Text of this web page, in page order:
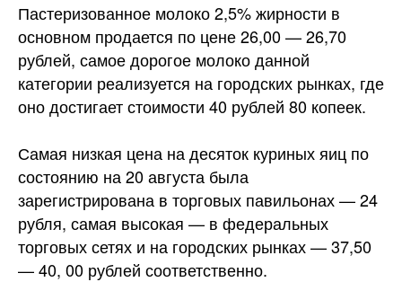
Пастеризованное молоко 2,5% жирности в
основном продается по цене 26,00 — 26,70
рублей, самое дорогое молоко данной
категории реализуется на городских рынках, где
оно достигает стоимости 40 рублей 80 копеек.
Самая низкая цена на десяток куриных яиц по
состоянию на 20 августа была
зарегистрирована в торговых павильонах — 24
рубля, самая высокая — в федеральных
торговых сетях и на городских рынках — 37,50
— 40, 00 рублей соответственно.